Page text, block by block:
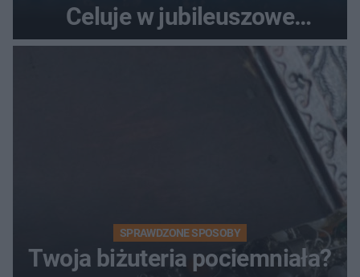
Celuje w jubileuszowe
medale na ME
SPRAWDZONE SPOSOBY
Twoja biżuteria pociemniała?